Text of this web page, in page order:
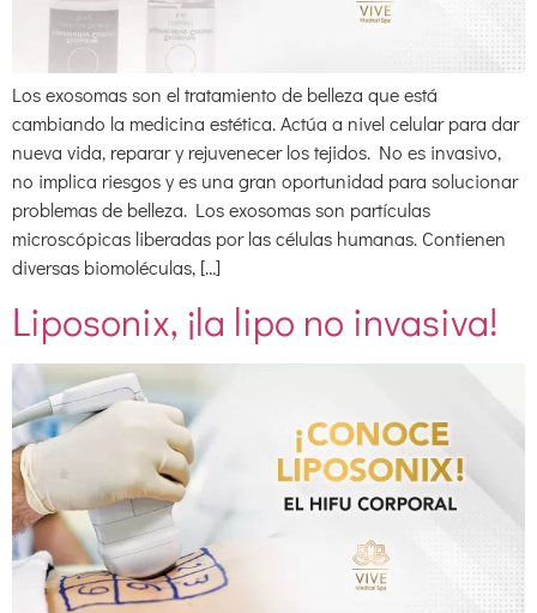
Los exosomas son el tratamiento de belleza que está
cambiando la medicina estética. Actúa a nivel celular para dar
nueva vida, reparar y rejuvenecer los tejidos. No es invasivo,
no implica riesgos y es una gran oportunidad para solucionar
problemas de belleza. Los exosomas son partículas
microscópicas liberadas por las células humanas. Contienen
diversas biomoléculas, […]
Liposonix, ¡la lipo no invasiva!